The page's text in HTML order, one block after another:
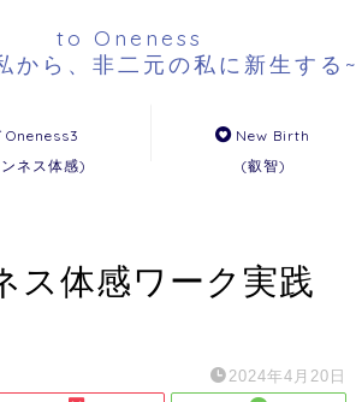
to Oneness
から、非二元の私に新生する~
Oneness3
ネス体感)
New Birth
(叡智)
ス体感ワーク実践
2024年4月20日